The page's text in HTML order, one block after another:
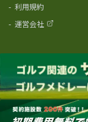
- 利用規約
- 運営会社